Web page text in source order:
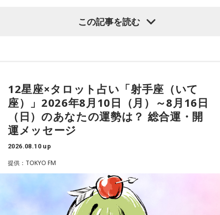
このあとも角谷が、中道改革連合に向けたプランについて解
よう。日食の大きな揺れも、あなたの自制心なら乗りこなせ
る。恐れを認めた上で前進していこう。しなやかな強さが最
後に勝つ。
■監修者プロフィール：草彅健太（くさなぎ・けんた）
池袋占い館セレーネ所属。メンタルケアカウンセラー。鑑定
リの監修も手がける。また、イベントMCや声優としての活動
もしており、芸能関係者の依頼も多い。
https://selene-uranai.com/
https://youtu.be/UHrZuZcHTj4
この記事を読む
12星座×タロット占い「射手座（いて
座）」2026年8月10日（月）～8月16日
（日）のあなたの運勢は？ 総合運・開
運メッセージ
2026.08.10 up
提供：TOKYO FM